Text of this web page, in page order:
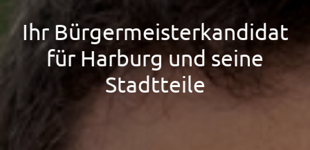
Ihr Bürgermeisterkandidat
für Harburg und seine
Stadtteile